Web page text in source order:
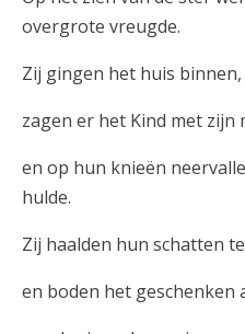
overgrote vreugde.
Zij gingen het huis binnen,
zagen er het Kind met zijn
en op hun knieën
hulde.
Zij haalden hun schatten
en boden het geschenken